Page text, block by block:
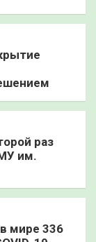
раз
им.
мире 336